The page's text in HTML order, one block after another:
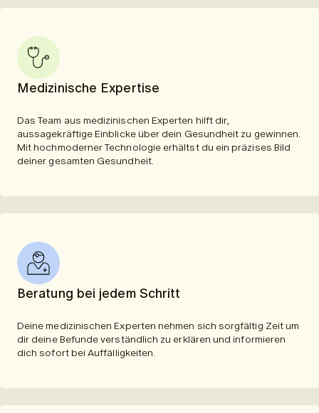
Medizinische Expertise
Das Team aus medizinischen Experten hilft dir,
aussagekräftige Einblicke über dein Gesundheit zu gewinnen.
Mit hochmoderner Technologie erhältst du ein präzises Bild
deiner gesamten Gesundheit.
Beratung bei jedem Schritt
Deine medizinischen Experten nehmen sich sorgfältig Zeit um
dir deine Befunde verständlich zu erklären und informieren
dich sofort bei Auffälligkeiten.